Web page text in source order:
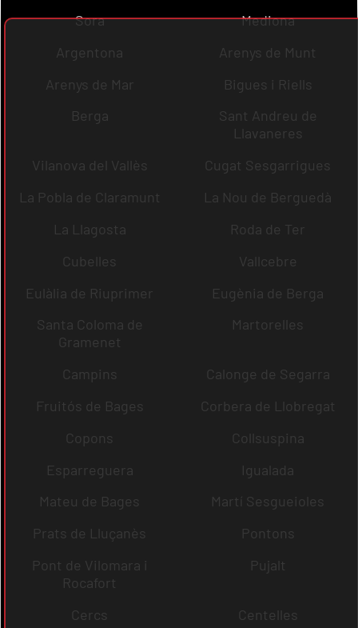
Sora
Mediona
Argentona
Arenys de Munt
Arenys de Mar
Bigues i Riells
Berga
Sant Andreu de
Llavaneres
Vilanova del Vallès
Cugat Sesgarrigues
La Pobla de Claramunt
La Nou de Berguedà
La Llagosta
Roda de Ter
Cubelles
Vallcebre
Eulàlia de Riuprimer
Eugènia de Berga
Santa Coloma de
Gramenet
Martorelles
Campins
Calonge de Segarra
Fruitós de Bages
Corbera de Llobregat
Copons
Collsuspina
Esparreguera
Igualada
Mateu de Bages
Martí Sesgueioles
Prats de Lluçanès
Pontons
Pont de Vilomara i
Rocafort
Pujalt
Cercs
Centelles